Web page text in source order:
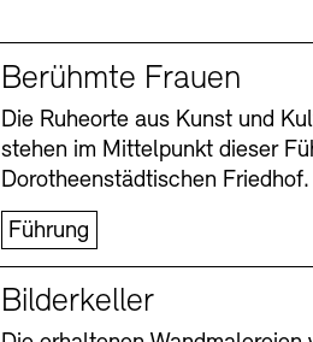
Berühmte Frauen
Die Ruheorte aus Kunst und
stehen im Mittelpunkt dieser
Dorotheenstädtischen Friedhof.
Führung
Bilderkeller